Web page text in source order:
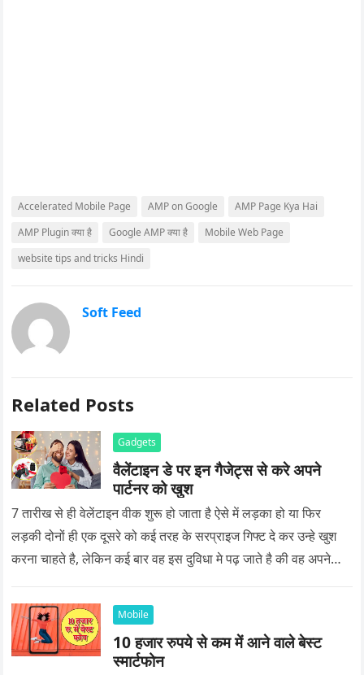
Accelerated Mobile Page AMP on Google
AMP Page Kya Hai
AMP Plugin क्या है
Google AMP क्या है
Mobile Web Page
website tips and tricks Hindi
Soft Feed
Related Posts
Gadgets
वैलेंटाइन डे पर इन गैजेट्स से करे अपने
पार्टनर को खुश
7 तारीख से ही वेलेंटाइन वीक शुरू हो जाता है ऐसे में लड़का हो या फिर
लड़की दोनों ही एक दूसरे को कई तरह के सरप्राइज गिफ्ट दे कर उन्हे खुश
करना चाहते है, लेकिन कई बार वह इस दुविधा मे पढ़ जाते है की वह अपने
Mobile
10 हजार रुपये से कम में आने वाले बेस्ट
स्मार्टफोन